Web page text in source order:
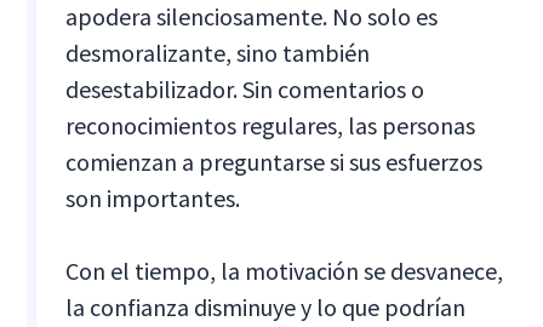
apodera silenciosamente. No solo es
desmoralizante, sino también
desestabilizador. Sin comentarios o
reconocimientos regulares, las personas
comienzan a preguntarse si sus esfuerzos
son importantes.
Con el tiempo, la motivación se desvanece,
la confianza disminuye y lo que podrían